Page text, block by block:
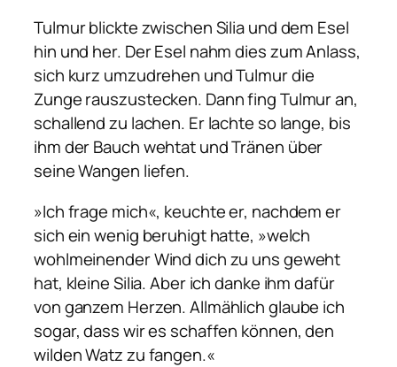
Tulmur blickte zwischen Silia und dem Esel
hin und her. Der Esel nahm dies zum Anlass,
sich kurz umzudrehen und Tulmur die
Zunge rauszustecken. Dann fing Tulmur an,
schallend zu lachen. Er lachte so lange, bis
ihm der Bauch wehtat und Tränen über
seine Wangen liefen.
»Ich frage mich«, keuchte er, nachdem er
sich ein wenig beruhigt hatte, »welch
wohlmeinender Wind dich zu uns geweht
hat, kleine Silia. Aber ich danke ihm dafür
von ganzem Herzen. Allmählich glaube ich
sogar, dass wir es schaffen können, den
wilden Watz zu fangen.«